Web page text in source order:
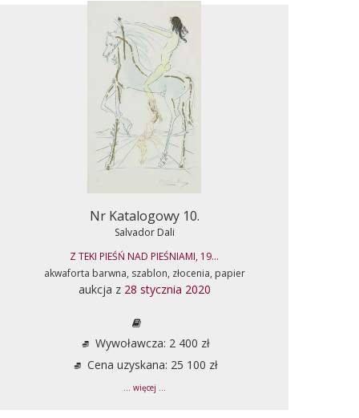
Nr Katalogowy 10.
Salvador Dali
Z TEKI PIEŚŃ NAD PIEŚNIAMI, 19...
akwaforta barwna, szablon, złocenia, papier
aukcja z 28 stycznia 2020
Wywoławcza: 2 400 zł
Cena uzyskana: 25 100 zł
... więcej ...